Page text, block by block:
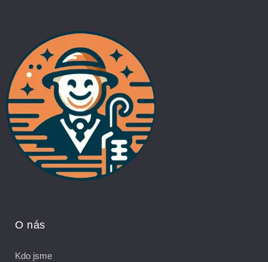
O nás
Kdo jsme